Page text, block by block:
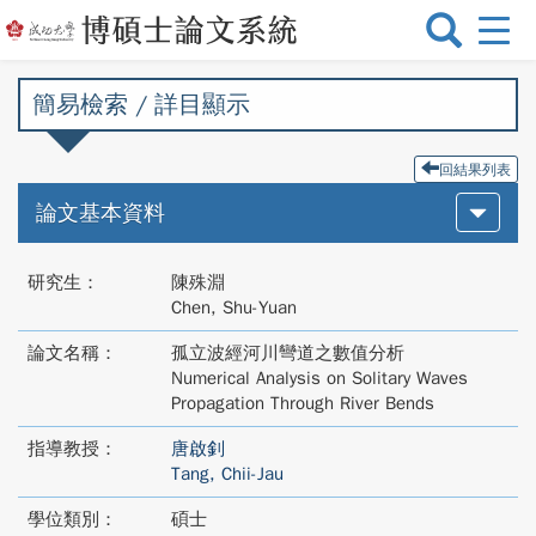
選
切
簡易檢索 / 詳目顯示
回結果列表
論文基本資料
研究生：
陳殊淵
Chen, Shu-Yuan
論文名稱：
孤立波經河川彎道之數值分析
Numerical Analysis on Solitary Waves
Propagation Through River Bends
指導教授：
唐啟釗
Tang, Chii-Jau
學位類別：
碩士